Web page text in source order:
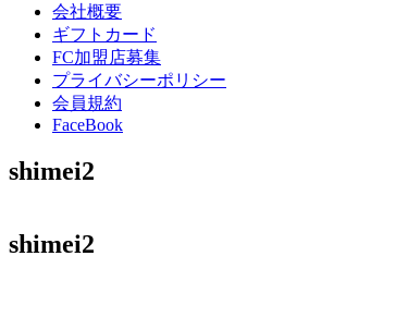
会社概要
ギフトカード
FC加盟店募集
プライバシーポリシー
会員規約
FaceBook
shimei2
shimei2